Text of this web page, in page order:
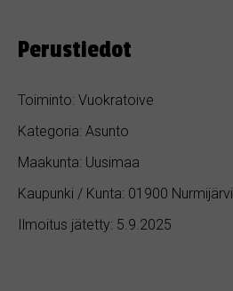
Perustiedot
Toiminto: Vuokratoive
Kategoria: Asunto
Maakunta: Uusimaa
Kaupunki / Kunta: 01900 Nurmijärvi
Ilmoitus jätetty: 5.9.2025